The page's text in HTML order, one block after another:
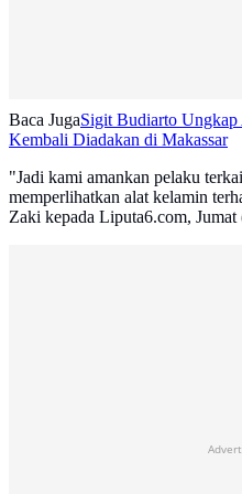
Baca JugaSigit Budiarto
Kembali Diadakan di Makassar
"Jadi kami amankan pelaku
memperlihatkan alat kelamin
Zaki kepada Liputa6.com, Jumat